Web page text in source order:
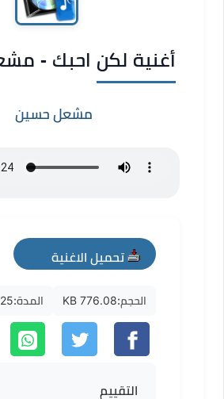
أغنية لكن احبك -
مشعل حسين
تحميل الاغنية
mp3
الحجم:776.08 KB المدة:4:25
التقييم